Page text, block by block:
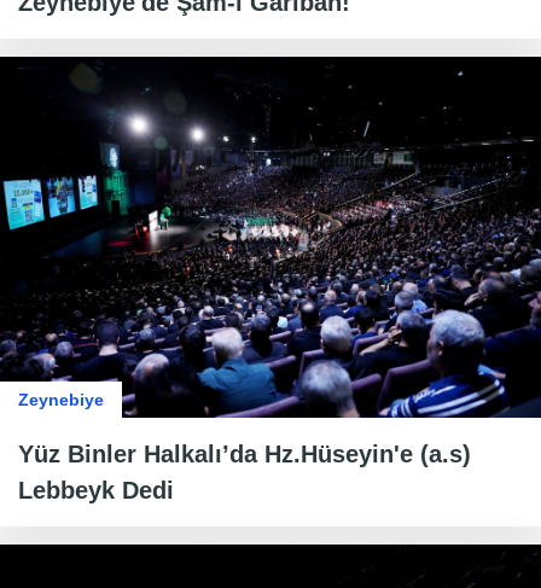
Zeynebiye
Yüz Binler Halkalı’da Hz.Hüseyin'e (a.s)
Lebbeyk Dedi